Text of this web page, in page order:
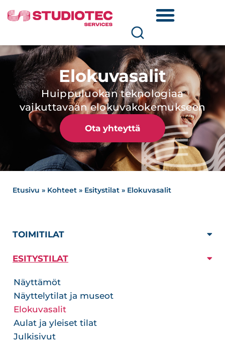
Elokuvasalit
Huippuluokan teknologiaa
vaikuttavaan elokuvakokemukseen
Ota yhteyttä
Etusivu » Kohteet » Esitystilat » Elokuvasalit
TOIMITILAT
ESITYSTILAT
Näyttämöt
Näyttelytilat ja museot
Elokuvasalit
Aulat ja yleiset tilat
Julkisivut